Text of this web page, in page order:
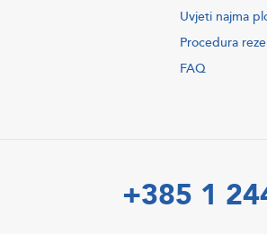
Uvjeti najma
Procedura
FAQ
+385 1